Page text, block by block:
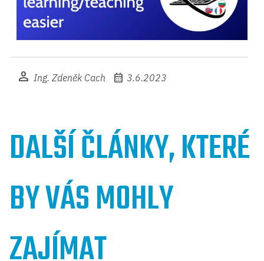
person Ing. Zdeněk Cach calendar_month 3.6.2023
DALŠÍ ČLÁNKY, KTERÉ
BY VÁS MOHLY
ZAJÍMAT